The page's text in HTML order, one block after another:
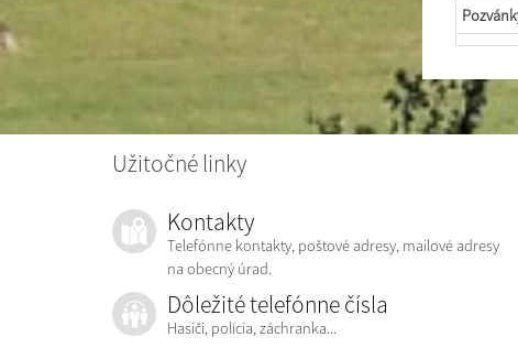
Užitočné linky
Kontakty
Telefónne kontakty, poštové adresy, mailové adresy
na obecný úrad.
Dôležité telefónne čísla
Hasiči, polícia, záchranka...